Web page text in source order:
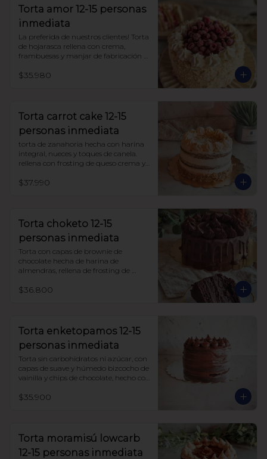
Torta amor 12-15 personas
inmediata
La preferida de nuestros clientes! Torta
de hojarasca rellena con crema,
frambuesas y manjar de fabricación
con alulosa.
temperatura ambiente aprox 3 horas
antes de comer. si el lugar es muy frío
puedes dejarla mas tiempo.
$35.980
Torta carrot cake 12-15
personas inmediata
torta de zanahoria hecha con harina
integral, nueces y toques de canela.
rellena con frosting de queso crema y
alulosa.
$37.990
Torta choketo 12-15
personas inmediata
Torta con capas de brownie de
chocolate hecha de harina de
almendras, rellena de frosting de
$36.800
Torta enketopamos 12-15
personas inmediata
Torta sin carbohidratos ni azúcar, con
capas de suave y húmedo bizcocho de
vainilla y chips de chocolate, hecho con
rellena con frosting queso crema y
$35.900
Torta moramisú lowcarb
12-15 personas inmediata